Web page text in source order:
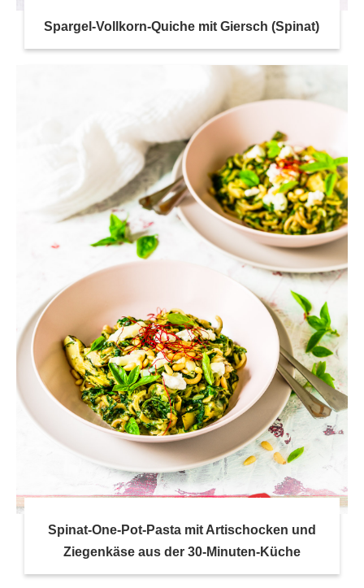
Spargel-Vollkorn-Quiche mit Giersch (Spinat)
Spinat-One-Pot-Pasta mit Artischocken und
Ziegenkäse aus der 30-Minuten-Küche